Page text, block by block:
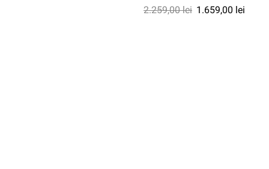
2.259,00lei 1.659,00 lei